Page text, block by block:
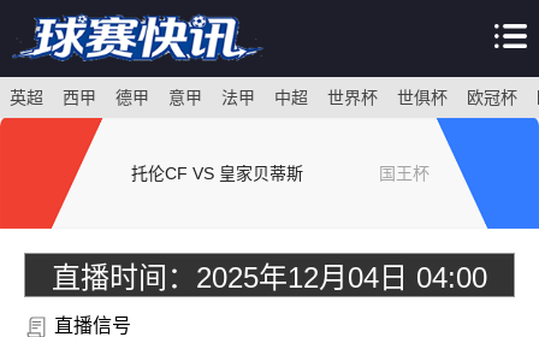
英超 西甲 德甲 意甲 法甲 中超 世界杯 世俱杯 欧冠杯
托伦CF VS 皇家贝蒂斯 国王杯
直播时间： 2025年12月04日 04:00
直播信号